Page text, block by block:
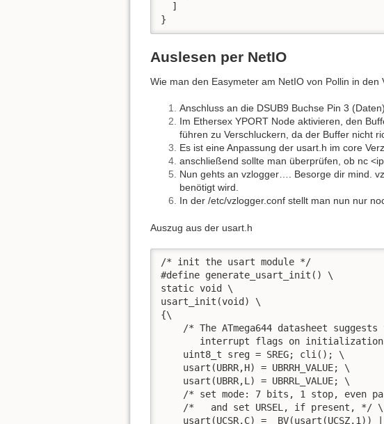
  ]
}
Auslesen per NetIO
Wie man den Easymeter am NetIO von Pollin in den
Anschluss an die DSUB9 Buchse Pin 3
Im Ethersex YPORT Node aktivieren, den
führen zu Verschluckern, da der Buffer nicht
Es ist eine Anpassung der usart.h im core
anschließend sollte man überprüfen, ob nc
Nun gehts an vzlogger…. Besorge dir mind.
benötigt wird.
In der /etc/vzlogger.conf stellt man nun nur
Auszug aus der usart.h
/* init the usart module */
#define generate_usart_init() \
static void \
usart_init(void) \
{\
/* The ATmega644 datasheet suggests
interrupt flags on
    uint8_t sreg = SREG; cli(); \
    usart(UBRR,H) = UBRRH_VALUE; \
    usart(UBRR,L) = UBRRL_VALUE; \
/* set mode: 7 bits, 1 stop, even
    /*   and set URSEL, if present, */ \
usart(UCSR,C) = _BV(usart(UCSZ,1))